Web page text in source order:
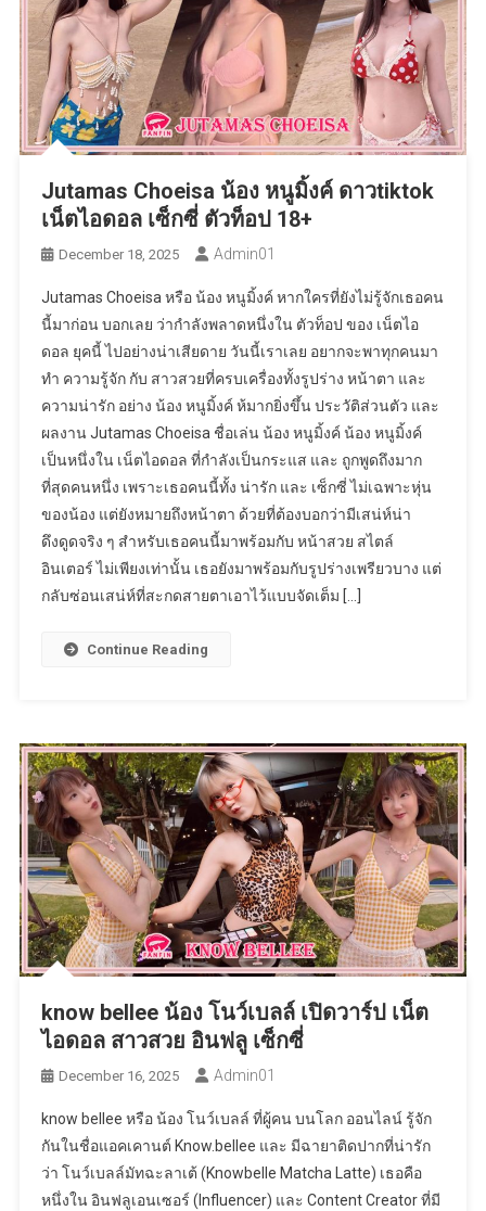
Jutamas Choeisa น้อง หนูมิ้งค์ ดาวtiktok
เน็ตไอดอล เซ็กซี่ ตัวท็อป 18+
December 18, 2025 Admin01
Jutamas Choeisa หรือ น้อง หนูมิ้งค์ หากใครที่ยังไม่รู้จักเธอคน
นี้มาก่อน บอกเลย ว่ากำลังพลาดหนึ่งใน ตัวท็อป ของ เน็ตไอ
ดอล ยุคนี้ ไปอย่างน่าเสียดาย วันนี้เราเลย อยากจะพาทุกคนมา
ทำ ความรู้จัก กับ สาวสวยที่ครบเครื่องทั้งรูปร่าง หน้าตา และ
ความน่ารัก อย่าง น้อง หนูมิ้งค์ ห้มากยิ่งขึ้น ประวัติส่วนตัว และ
ผลงาน Jutamas Choeisa ชื่อเล่น น้อง หนูมิ้งค์ น้อง หนูมิ้งค์
เป็นหนึ่งใน เน็ตไอดอล ที่กำลังเป็นกระแส และ ถูกพูดถึงมาก
ที่สุดคนหนึ่ง เพราะเธอคนนี้ทั้ง น่ารัก และ เซ็กซี่ ไม่เฉพาะหุ่น
ของน้อง แต่ยังหมายถึงหน้าตา ด้วยที่ต้องบอกว่ามีเสน่ห์น่า
ดึงดูดจริง ๆ สำหรับเธอคนนี้มาพร้อมกับ หน้าสวย สไตล์
อินเตอร์ ไม่เพียงเท่านั้น เธอยังมาพร้อมกับรูปร่างเพรียวบาง แต่
กลับซ่อนเสน่ห์ที่สะกดสายตาเอาไว้แบบจัดเต็ม […]
Continue Reading
know bellee น้อง โนว์เบลล์ เปิดวาร์ป เน็ต
ไอดอล สาวสวย อินฟลู เซ็กซี่
December 16, 2025 Admin01
know bellee หรือ น้อง โนว์เบลล์ ที่ผู้คน บนโลก ออนไลน์ รู้จัก
กันในชื่อแอคเคานต์ Know.bellee และ มีฉายาติดปากที่น่ารัก
ว่า โนว์เบลล์มัทฉะลาเต้ (Knowbelle Matcha Latte) เธอคือ
หนึ่งใน อินฟลูเอนเซอร์ (Influencer) และ Content Creator ที่มี